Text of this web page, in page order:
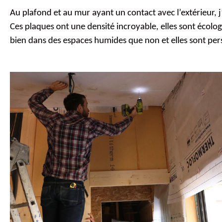
Au plafond et au mur ayant un contact avec l’extérieur,
Ces plaques ont une densité incroyable, elles sont
bien dans des espaces humides que non et elles sont